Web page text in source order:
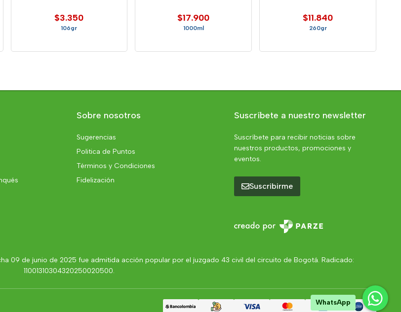
$3.350
106gr
$17.900
1000ml
$11.840
260gr
Sobre nosotros
Sugerencias
Politica de Puntos
Términos y Condiciones
Fidelización
Suscríbete a nuestro newsletter
Suscríbete para recibir noticias sobre
nuestros productos, promociones y
eventos.
Suscribirme
09 de junio de 2025 fue admitida acción popular por el juzgado 43 civil del circuito de Bogotá. Radicado:
11001310304320250020500.
WhatsApp